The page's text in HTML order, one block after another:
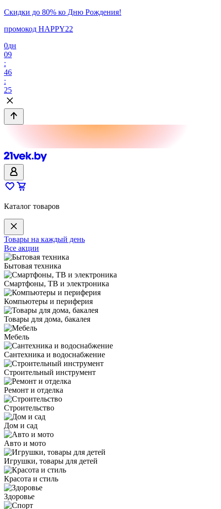
Скидки до 80% ко Дню Рождения!
промокод HAPPY22
0дн
09
:
46
:
25
Каталог товаров
Товары на каждый день
Все акции
Бытовая техника
Смартфоны, ТВ и электроника
Компьютеры и периферия
Товары для дома, бакалея
Мебель
Сантехника и водоснабжение
Строительный инструмент
Ремонт и отделка
Строительство
Дом и сад
Авто и мото
Игрушки, товары для детей
Красота и стиль
Здоровье